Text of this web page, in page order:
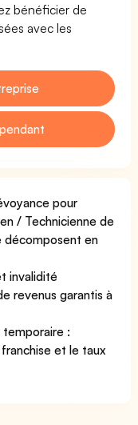
bénéficier de
avec les
pour
/ Technicienne de
décomposent en
invalidité
revenus garantis à
temporaire :
et le taux